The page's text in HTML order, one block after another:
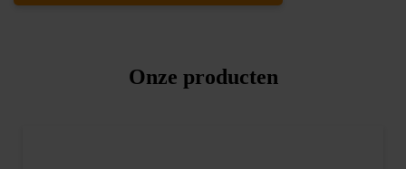
Onze producten